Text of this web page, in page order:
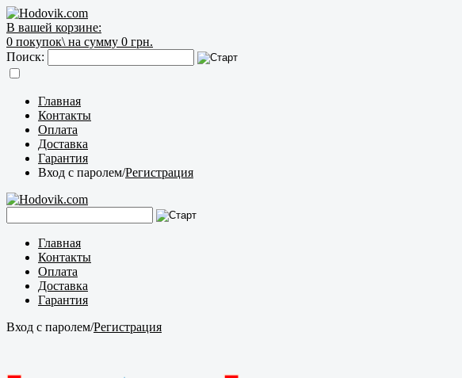
В вашей корзине:
0 покупок\ на сумму 0 грн.
Поиск:
Главная
Контакты
Оплата
Доставка
Гарантия
Вход с паролем/Регистрация
Главная
Контакты
Оплата
Доставка
Гарантия
Вход с паролем/Регистрация